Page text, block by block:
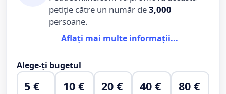
petiție către un număr de3,000
persoane.
Aflați mai multe informații...
Alege-ți bugetul
5 € 10 € 20 € 40 € 80 €